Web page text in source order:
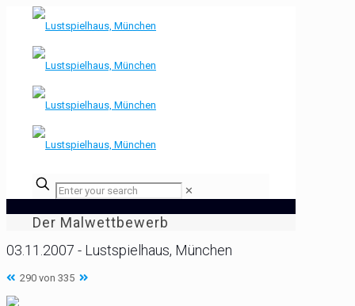
✕
Der Malwettbewerb
03.11.2007 - Lustspielhaus, München
290 von 335